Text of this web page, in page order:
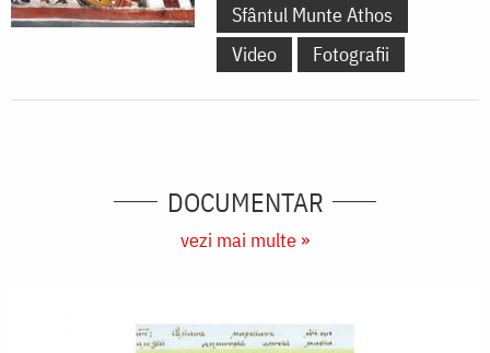
Sfântul Munte Athos
Video
Fotografii
DOCUMENTAR
vezi mai multe »